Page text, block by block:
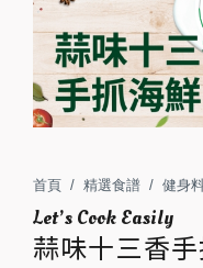
首頁 精選食譜 健身
蒜味十三香
以勁辣十三香鹹鮮、
油，調製得以提襯海鮮
高熱量的海鮮沾醬。
蒜油與海鮮高湯乳化後